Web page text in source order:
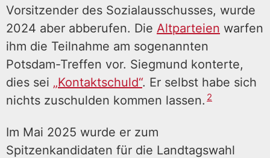
Vorsitzender des Sozialausschusses, wurde
2024 aber abberufen. Die Altparteien warfen
ihm die Teilnahme am sogenannten
Potsdam-Treffen vor. Siegmund konterte,
dies sei „Kontaktschuld“. Er selbst habe sich
nichts zuschulden kommen lassen. 2
Im Mai 2025 wurde er zum
Spitzenkandidaten für die Landtagswahl